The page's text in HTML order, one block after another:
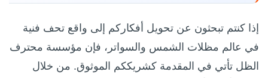
إذا كنتم تبحثون عن تحويل أفكاركم إلى واقع تحف فنية
في عالم مظلات الشمس والسواتر، فإن مؤسسة محترف
الظل تأتي في المقدمة كشريككم الموثوق. من خلال